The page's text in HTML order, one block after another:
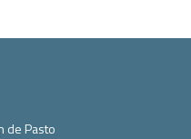
de Pasto